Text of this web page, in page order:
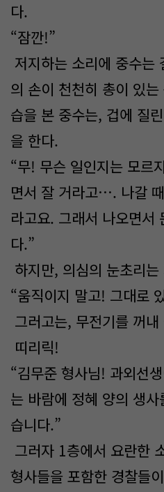
다.
“잠깐!”
저지하는 소리에 중수는
의 손이 천천히 총이 있
습을 본 중수는, 겁에 질
을 한다.
“무! 무슨 일인지는 모르
면서 잘 거라고…. 나갈
라고요. 그래서 나오면서
다.”
하지만, 의심의 눈초리
“움직이지 말고! 그대로
그러고는, 무전기를 꺼내
띠리릭!
“김무준 형사님! 과외선
는 바람에 정혜 양의 생
습니다.”
그러자 1층에서 요란한
형사들을 포함한 경찰들